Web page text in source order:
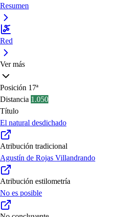
Resumen
Red
Ver más
Posición 17ª
Distancia 1.050
Título
El natural desdichado
Atribución tradicional
Agustín de Rojas Villandrando
Atribución estilometría
No es posible